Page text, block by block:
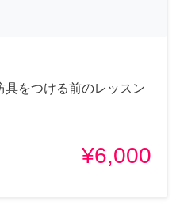
具をつける前のレッスン
¥6,000